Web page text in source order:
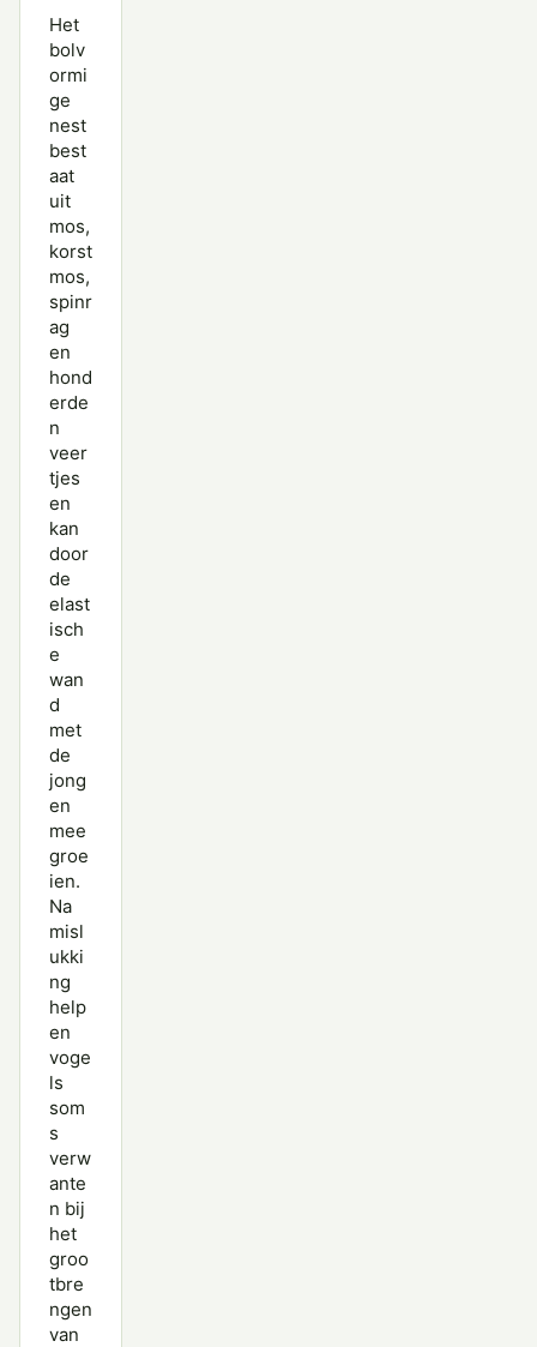
Het
bolv
ormi
ge
nest
best
aat
uit
mos,
korst
mos,
spinr
ag
en
hond
erde
n
veer
tjes
en
kan
door
de
elast
isch
e
wan
d
met
de
jong
en
mee
groe
ien.
Na
misl
ukki
ng
help
en
voge
ls
som
s
verw
ante
n bij
het
groo
tbre
ngen
van